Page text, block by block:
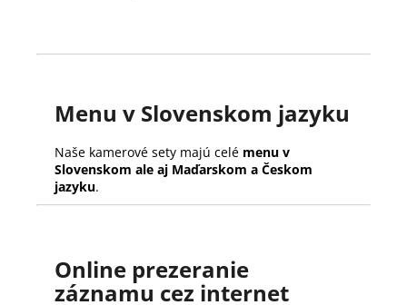
Menu v Slovenskom jazyku
Naše kamerové sety majú celé menu v
Slovenskom ale aj Maďarskom a Českom
jazyku.
Online prezeranie
záznamu cez internet